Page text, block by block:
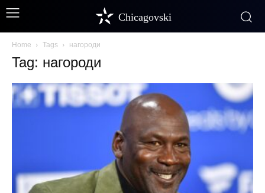
Chicagovski
Home Tags нагороди
Tag: нагороди